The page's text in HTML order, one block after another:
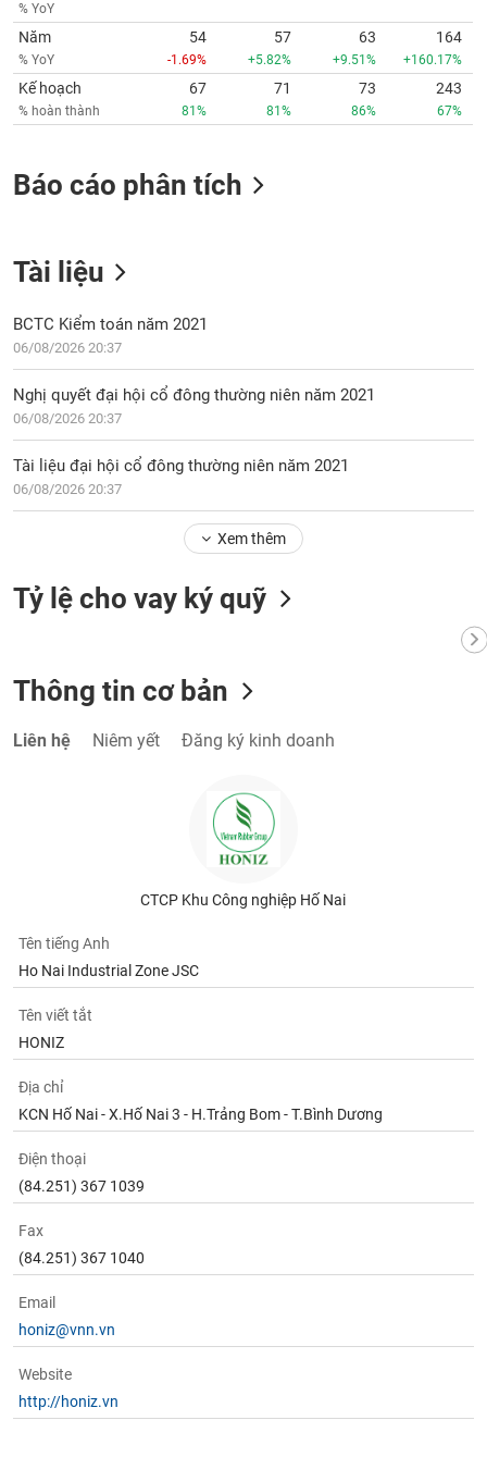
% YoY
Năm
% YoY
54
-1.69%
57
+5.82%
63
+9.51%
164
+160.17%
Kế hoạch
% hoàn thành
67
81%
71
81%
73
86%
243
67%
Báo cáo phân tích
Tài liệu
BCTC Kiểm toán năm 2021
06/08/2026 20:37
Nghị quyết đại hội cổ đông thường niên năm 2021
06/08/2026 20:37
Tài liệu đại hội cổ đông thường niên năm 2021
06/08/2026 20:37
Xem thêm
Tỷ lệ cho vay ký quỹ
Thông tin cơ bản
Liên hệ Niêm yết Đăng ký kinh doanh
CTCP Khu Công nghiệp Hố Nai
Tên tiếng Anh
Ho Nai Industrial Zone JSC
Tên viết tắt
HONIZ
Địa chỉ
KCN Hố Nai - X.Hố Nai 3 - H.Trảng Bom - T.Bình Dương
Điện thoại
(84.251) 367 1039
Fax
(84.251) 367 1040
Email
honiz@vnn.vn
Website
http://honiz.vn
Tất cả Cổ phiếu Chỉ số Chứng chỉ quỹ Chứng
Lãnh
đạo
(-)
(-)
Bài
viết
của
giả
(-)
Báo
cáo
phân
Thuật
vụ
Sách
tài
cụ
tư
Truyền
thông
chính